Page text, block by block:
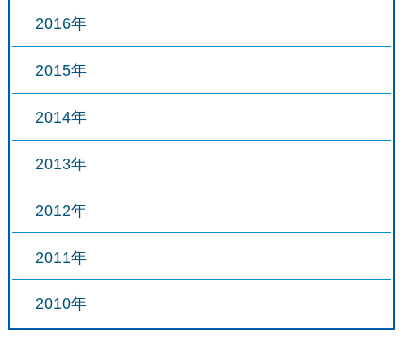
2016年
2015年
2014年
2013年
2012年
2011年
2010年